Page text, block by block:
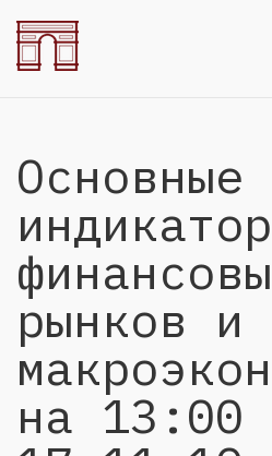
Основные
рынков и
на 13:00